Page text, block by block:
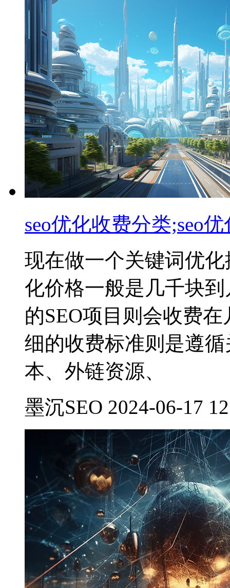
seo优化收费分类;seo
现在做一个关键词优
化价格一般是几千块
的SEO项目则会收费
细的收费标准则是遵
本、外链资源、
墨沉SEO 2024-06-17